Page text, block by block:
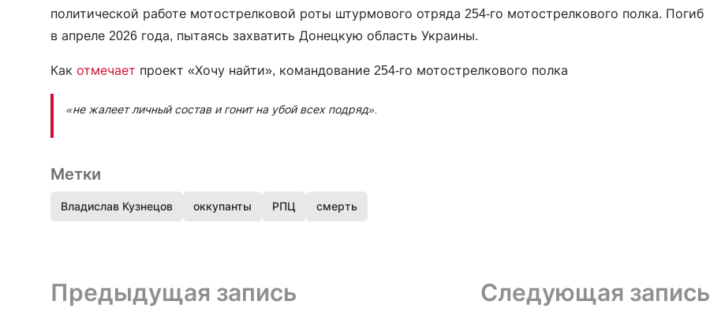
политической работе мотострелковой роты штурмового отряда 254-го мотострелкового полка. Погиб
в апреле 2026 года, пытаясь захватить Донецкую область Украины.
Как отмечает проект «Хочу найти», командование 254-го мотострелкового полка
«не жалеет личный состав и гонит на убой всех подряд».
Метки
Владислав Кузнецов оккупанты РПЦ смерть
Предыдущая запись и следующая запись
Предыдущая запись Следующая запись